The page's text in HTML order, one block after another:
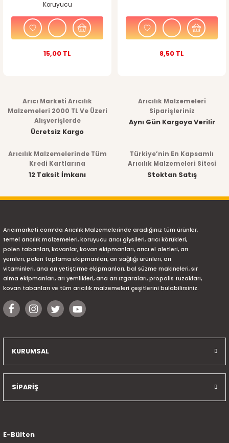
Koruyucu
15,00 TL 8,50 TL
Arıcı Marketi Arıcılık
Malzemeleri 2000 TL Ve Üzeri
Alışverişlerde
Ücretsiz Kargo
Arıcılık Malzemeleri
Siparişleriniz
Aynı Gün Kargoya Verilir
Arıcılık Malzemelerinde Tüm
Kredi Kartlarına
12 Taksit İmkanı
Türkiye’nin En Kapsamlı
Arıcılık Malzemeleri Sitesi
Stoktan Satış
Arıcımarketi.com’da Arıcılık Malzemelerinde aradığınız tüm ürünler,
temel arıcılık malzemeleri, koruyucu arıcı giysileri, arıcı körükleri,
polen tabanları, kovanlar, kovan ekipmanları, arıcı el aletleri, arı
yemleri, polen toplama ekipmanları, arı sağlığı ürünleri, arı
vitaminleri, ana arı yetiştirme ekipmanları, bal süzme makineleri, sır
alma ekipmanları, arı yemlikleri, ana arı ızgaraları, propolis tuzakları,
kovan tabanları ve tüm arıcılık malzemeleri çeşitlerini bulabilirsiniz.
KURUMSAL
SİPARİŞ
E-Bülten